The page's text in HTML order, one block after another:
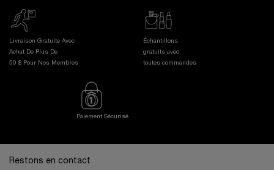
Livraison Gratuite Avec
Achat De Plus De
50 $ Pour Nos Membres
Échantillons
gratuits avec
toutes commandes
Paiement Sécurisé
Restons en contact